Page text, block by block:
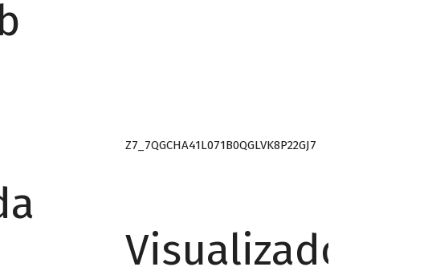
Z7_7QGCHA41L071B0QGLVK8P22GJ7
Visualizador